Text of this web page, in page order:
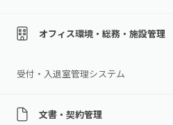
オフィス環境・総務・施設管理
受付・入退室管理システム
文書・契約管理